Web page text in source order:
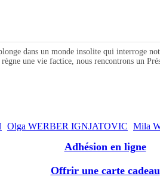
dans un monde insolite qui interroge
une vie factice, nous rencontrons un
Olga WERBER IGNJATOVIC Mila
Adhésion en ligne
Offrir une carte cadeau